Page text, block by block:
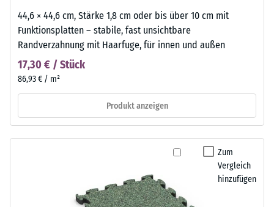
44,6 × 44,6 cm, Stärke 1,8 cm oder bis über 10 cm mit
Funktionsplatten – stabile, fast unsichtbare
Randverzahnung mit Haarfuge, für innen und außen
17,30 € / Stück
86,93 € / m²
Produkt anzeigen
Zum
Vergleich
hinzufügen